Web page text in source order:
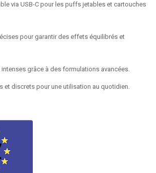
via USB-C pour les puffs jetables et cartouches
pour garantir des effets équilibrés et
intenses grâce à des formulations avancées.
et discrets pour une utilisation au quotidien.